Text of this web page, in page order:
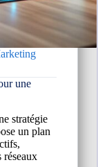
une
stratégie
un plan
réseaux